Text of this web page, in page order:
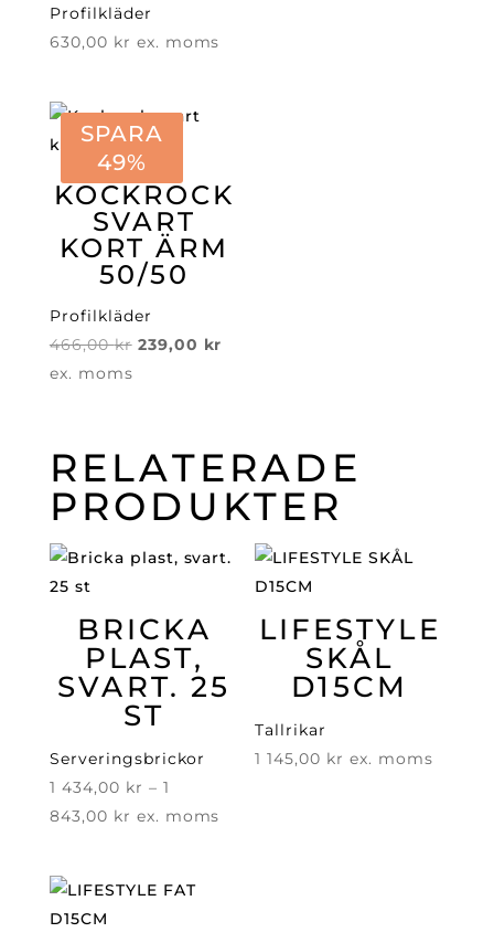
Profilkläder
630,00 kr ex. moms
SPARA
49%
KOCKROCK
SVART
KORT ÄRM
50/50
Profilkläder
466,00kr Det
466,00 kr.
239,00 kr
239,00 kr.
ex. moms
RELATERADE
PRODUKTER
BRICKA
PLAST,
SVART. 25
ST
Serveringsbrickor
1 434,00 kr – 1
843,00 kr Prisintervall:
till
ex. moms
LIFESTYLE
SKÅL
D15CM
Tallrikar
1 145,00 kr ex. moms